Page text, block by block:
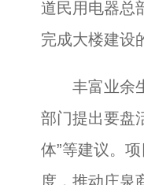
道民用电器总
完成大楼建设
丰富业余生
部门提出要盘
体”等建议。
度，推动庄泉